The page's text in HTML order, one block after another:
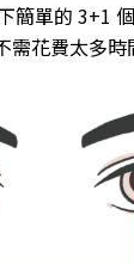
簡單的 3+1
需花費太多時